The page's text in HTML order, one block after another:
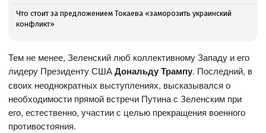
Что стоит за предложением Токаева «заморозить украинский
конфликт»
Тем не менее, Зеленский люб коллективному Западу и его
лидеру Президенту СШАДональду Трампу. Последний, в
своих неоднократных выступлениях, высказывался о
необходимости прямой встречи Путина с Зеленским при
его, естественно, участии с целью прекращения военного
противостояния.